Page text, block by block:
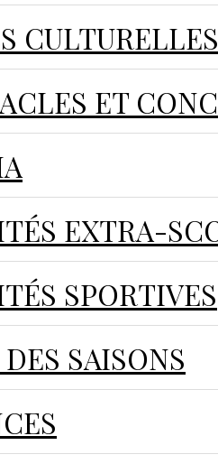
CULTURELLES
ET
EXTRA-
SPORTIVES
SAISONS